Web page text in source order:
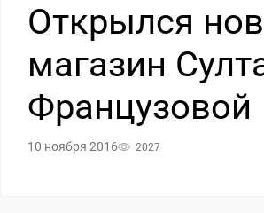
Открылся
магазин
Французовой
10 ноября 2016 2027